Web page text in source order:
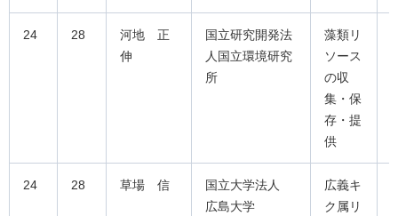
24 28
河地 正
伸
国立研究開発法
人国立環境研究
所
藻類リ
ソース
の収
集・保
存・提
供
24 28 草場 信
国立大学法人
広島大学
広義キ
ク属リ